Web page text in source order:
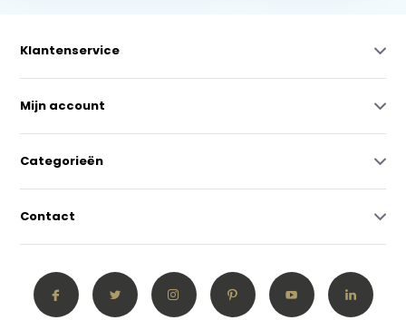
Klantenservice
Mijn account
Categorieën
Contact